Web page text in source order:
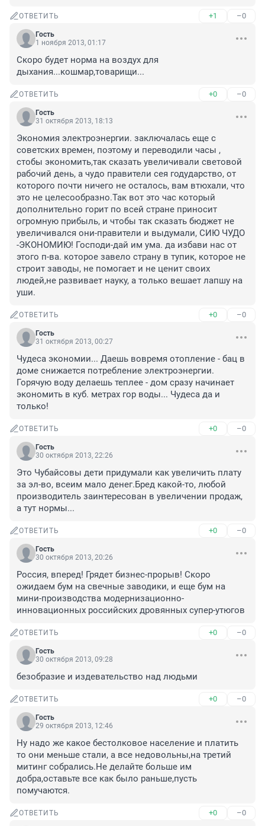
ОТВЕТИТЬ +1 –0
Гость
1 ноября 2013, 01:17
Скоро будет норма на воздух для
дыхания...кошмар,товарищи...
ОТВЕТИТЬ +0 –0
Гость
31 октября 2013, 18:13
Экономия электроэнергии. заключалась еще с
советских времен, поэтому и переводили часы ,
стобы экономить,так сказать увеличивали световой
рабочий день, а чудо правители сея годударство, от
которого почти ничего не осталось, вам втюхали, что
это не целесообразно.Так вот это час который
дополнительно горит по всей стране приносит
огромную прибыль, и чтобы так сказать бюджет не
увеличивался они-правители и выдумали, СИЮ ЧУДО
-ЭКОНОМИЮ! Господи-дай им ума. да избави нас от
этого п-ва. которое завело страну в тупик, которое не
строит заводы, не помогает и не ценит своих
людей,не развивает науку, а только вешает лапшу на
уши.
ОТВЕТИТЬ +0 –0
Гость
31 октября 2013, 00:27
Чудеса экономии... Даешь вовремя отопление - бац в
доме снижается потребление электроэнергии.
Горячую воду делаешь теплее - дом сразу начинает
экономить в куб. метрах гор воды... Чудеса да и
только!
ОТВЕТИТЬ +0 –0
Гость
30 октября 2013, 22:26
Это Чубайсовы дети придумали как увеличить плату
за эл-во, всеим мало денег.Бред какой-то, любой
производитель заинтересован в увеличении продаж,
а тут нормы...
ОТВЕТИТЬ +0 –0
Гость
30 октября 2013, 20:26
Россия, вперед! Грядет бизнес-прорыв! Скоро
ожидаем бум на свечные заводики, и еще бум на
мини-производства модернизационно-
инновационных российских дровянных супер-утюгов
ОТВЕТИТЬ +0 –0
Гость
30 октября 2013, 09:28
безобразие и издевательство над людьми
ОТВЕТИТЬ +0 –0
Гость
29 октября 2013, 12:46
Ну надо же какое бестолковое население и платить
то они меньше стали, а все недовольны,на третий
митинг собрались.Не делайте больше им
добра,оставьте все как было раньше,пусть
помучаются.
ОТВЕТИТЬ +0 –0